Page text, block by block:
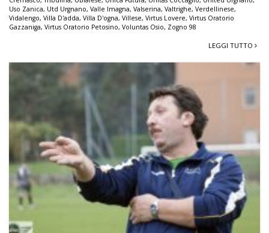
Uso Zanica, Utd Urgnano, Valle Imagna, Valserina, Valtrighe, Verdellinese,
Vidalengo, Villa D'adda, Villa D'ogna, Villese, Virtus Lovere, Virtus Oratorio
Gazzaniga, Virtus Oratorio Petosino, Voluntas Osio, Zogno 98
LEGGI TUTTO